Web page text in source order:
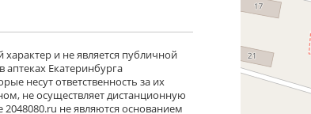
и не является публичной
Екатеринбурга
несут ответственность за их
не осуществляет дистанционную
2048080.ru не являются основанием